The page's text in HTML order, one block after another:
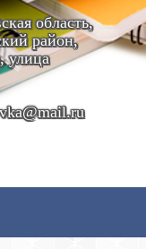
область,
район,
улица